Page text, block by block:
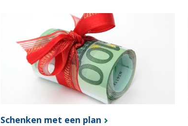
Schenken met een plan